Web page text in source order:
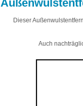
Dieser
Auch